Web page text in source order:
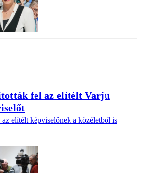
fel az elítélt Varju
elítélt képviselőnek a közéletből is